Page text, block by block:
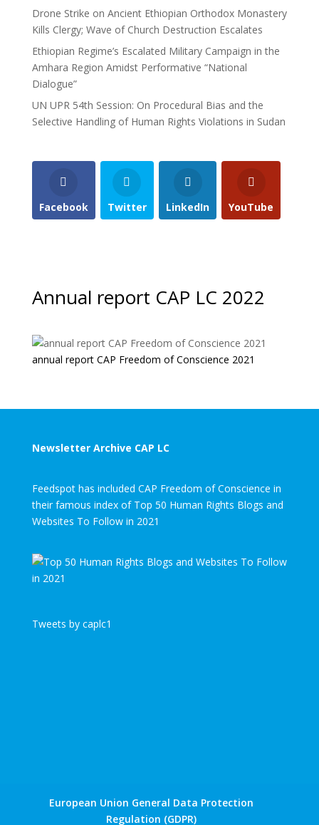
Drone Strike on Ancient Ethiopian Orthodox Monastery
Kills Clergy; Wave of Church Destruction Escalates
Ethiopian Regime’s Escalated Military Campaign in the
Amhara Region Amidst Performative “National
Dialogue”
UN UPR 54th Session: On Procedural Bias and the
Selective Handling of Human Rights Violations in Sudan
Facebook Twitter LinkedIn YouTube
Annual report CAP LC 2022
annual report CAP Freedom of Conscience 2021
Newsletter Archive CAP LC
Feedspot has included CAP Freedom of Conscience in
their famous index of Top 50 Human Rights Blogs and
Websites To Follow in 2021
Tweets by caplc1
European Union General Data Protection
Regulation (GDPR)